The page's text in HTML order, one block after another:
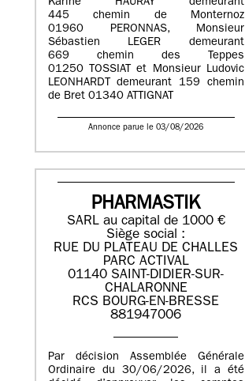
Karine HAURAY demeurant
445 chemin de Monternoz
01960 PERONNAS, Monsieur
Sébastien LEGER demeurant
669 chemin des Teppes
01250 TOSSIAT et Monsieur Ludovic
LEONHARDT demeurant 159 chemin
de Bret 01340 ATTIGNAT
Annonce parue le 03/08/2026
PHARMASTIK
SARL au capital de 1000 €
Siège social :
RUE DU PLATEAU DE CHALLES
PARC ACTIVAL
01140 SAINT-DIDIER-SUR-
CHALARONNE
RCS BOURG-EN-BRESSE
881947006
Par décision Assemblée Générale
Ordinaire du 30/06/2026, il a été